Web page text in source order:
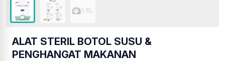
ALAT STERIL BOTOL SUSU &
PENGHANGAT MAKANAN